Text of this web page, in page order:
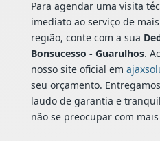
Para agendar uma visita
imediato ao serviço de
região, conte com a sua
Bonsucesso - Guarulhos.
nosso site oficial em
seu orçamento.
laudo de garantia e
não se preocupar com